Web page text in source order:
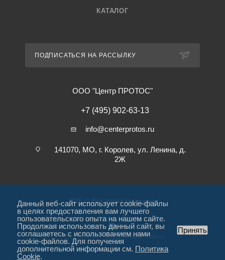
КАТАЛОГ
ПОДПИСАТЬСЯ НА РАССЫЛКУ
ООО "Центр ПРОТОС"
+7 (495) 902-63-13
info@centerprotos.ru
141070, МО, г. Королев, ул. Ленина, д.
2Ж
2026 © Все права защищены
Разработка и продвижение сайтов
Данный веб-сайт использует cookie-файлы
в целях предоставления вам лучшего
пользовательского опыта на нашем сайте.
Продолжая использовать данный сайт, вы
соглашаетесь с использованием нами
cookie-файлов. Для получения
дополнительной информации см. Политика
Cookie.
Принять